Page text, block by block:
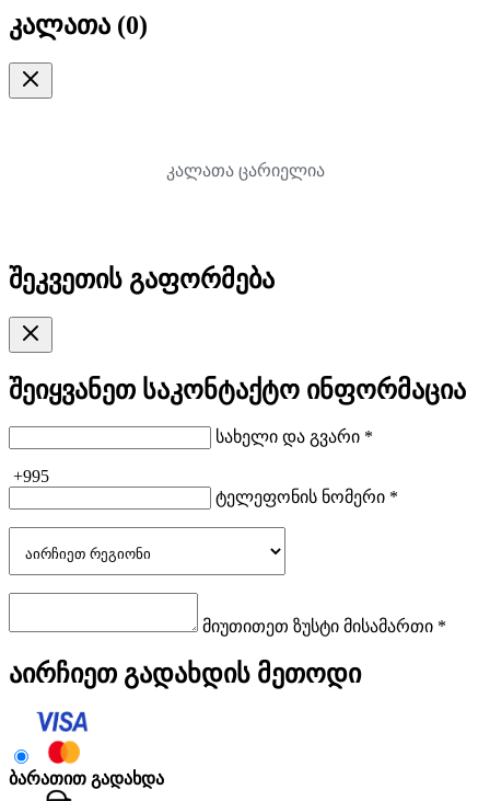
კალათა (0)
კალათა ცარიელია
შეკვეთის გაფორმება
შეიყვანეთ საკონტაქტო ინფორმაცია
სახელი და გვარი *
+995
ტელეფონის ნომერი *
მიუთითეთ ზუსტი მისამართი *
აირჩიეთ გადახდის მეთოდი
ბარათით გადახდა